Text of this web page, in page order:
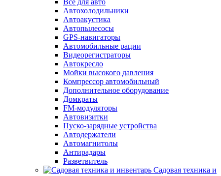
Всё для авто
Автохолодильники
Автоакустика
Автопылесосы
GPS-навигаторы
Автомобильные рации
Видеорегистраторы
Автокресло
Мойки высокого давления
Компрессор автомобильный
Дополнительное оборудование
Домкраты
FM-модуляторы
Автовизитки
Пуско-зарядные устройства
Автодержатели
Автомагнитолы
Антирадары
Разветвитель
Садовая техника и